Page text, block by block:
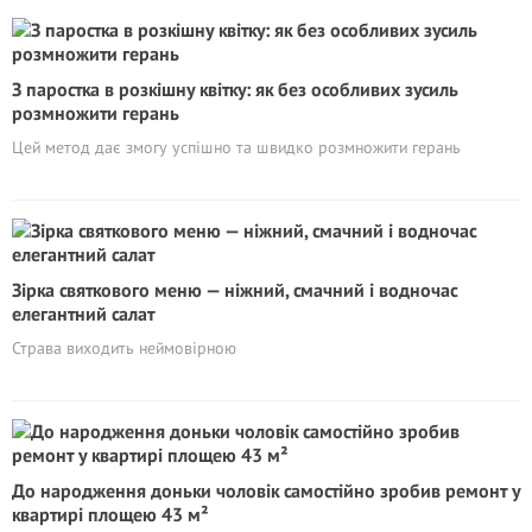
З паростка в розкішну квітку: як без особливих зусиль
розмножити герань
Цей метод дає змогу успішно та швидко розмножити герань
Зірка святкового меню — ніжний, смачний і водночас
елегантний салат
Страва виходить неймовірною
До народження доньки чоловік самостійно зробив ремонт у
квартирі площею 43 м²